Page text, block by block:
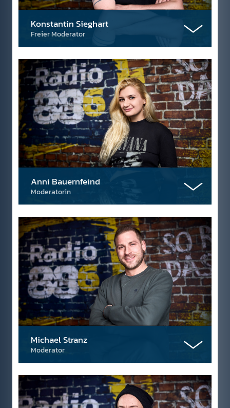
Konstantin Sieghart
Freier Moderator
Anni Bauernfeind
Moderatorin
Michael Stranz
Moderator